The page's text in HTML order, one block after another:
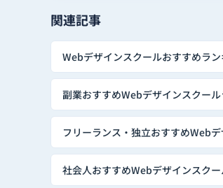
関連記事
Webデザインスクールおすすめラ
副業おすすめWebデザインスクー
フリーランス・独立おすすめWeb
社会人おすすめWebデザインスク